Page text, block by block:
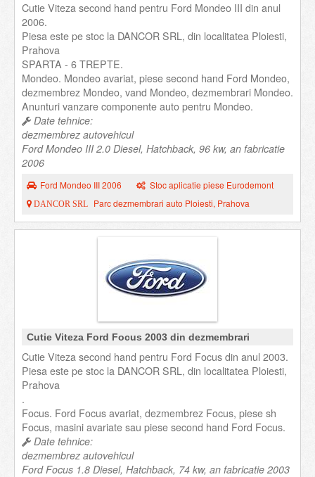
Cutie Viteza second hand pentru Ford Mondeo III din anul
2006.
Piesa este pe stoc la DANCOR SRL, din localitatea Ploiesti,
Prahova
SPARTA - 6 TREPTE.
Mondeo. Mondeo avariat, piese second hand Ford Mondeo,
dezmembrez Mondeo, vand Mondeo, dezmembrari Mondeo.
Anunturi vanzare componente auto pentru Mondeo.
Date tehnice:
dezmembrez autovehicul
Ford Mondeo III 2.0 Diesel, Hatchback, 96 kw, an fabricatie
2006
Ford Mondeo III 2006 Stoc aplicatie piese Eurodemont
DANCOR SRL Parc dezmembrari auto Ploiesti, Prahova
Cutie Viteza Ford Focus 2003 din dezmembrari
Cutie Viteza second hand pentru Ford Focus din anul 2003.
Piesa este pe stoc la DANCOR SRL, din localitatea Ploiesti,
Prahova
.
Focus. Ford Focus avariat, dezmembrez Focus, piese sh
Focus, masini avariate sau piese second hand Ford Focus.
Date tehnice:
dezmembrez autovehicul
Ford Focus 1.8 Diesel, Hatchback, 74 kw, an fabricatie 2003